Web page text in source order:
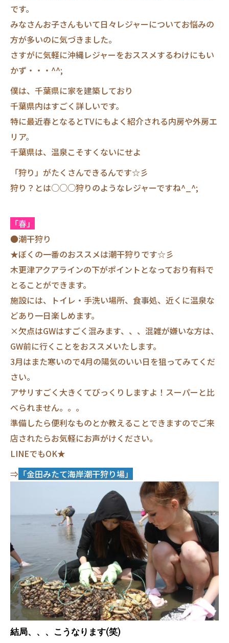
です。
みなさんお子さんもいて日々レジャーについてお悩みの
方が多いのに気づきました。
さすがに気軽に沖縄レジャーをおススメするわけにもい
かず・・・^^;
僕は、千葉県に家を建築しており
千葉県内はすごく詳しいです。
特に最近春となるとTVにもよく紹介される内房や外房エ
リア。
千葉県は、温泉こそすくないにせよ
「狩り」がたくさんできるんです☆彡
狩り？とは○○○狩りのようなレジャーですね^_^;
「春」
●潮干狩り
★ぼくの一番のおススメは潮干狩りです☆彡
木更津アクアラインの下がポイントとなっており有料で
とることができます。
施設には、トイレ・手洗い場所、食事処、近くに温泉な
どあり一日楽しめます。
×欠点はGWはすごく混みます、、、混雑が嫌いな方は、
GW前に行くことをおススメいたします。
3月はまた寒いので4月の陽気のいい日を狙ってみてくだ
さい。
アサリすごく大きくてびっくりしますよ！スーパーと比
べられません。。。
準備したら便利なものとか教えることできますのでご来
店されたらお気軽にお声がけください。
LINEでもOK★
⇒ 「金田みたて海岸潮干狩り場」
結局、、、こうなります(笑)